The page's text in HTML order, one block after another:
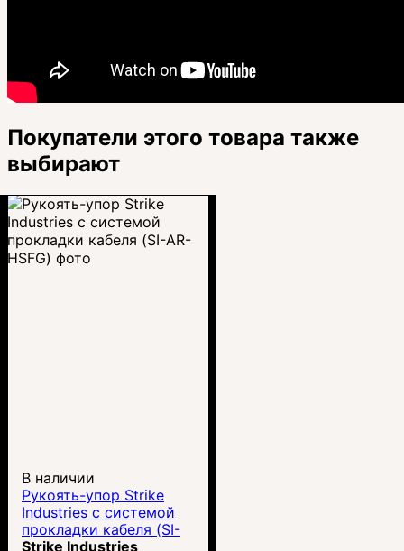
Покупатели этого товара также
выбирают
В наличии
Рукоять-упор Strike
Industries с системой
прокладки кабеля (SI-
AR-HSFG)
Strike Industries